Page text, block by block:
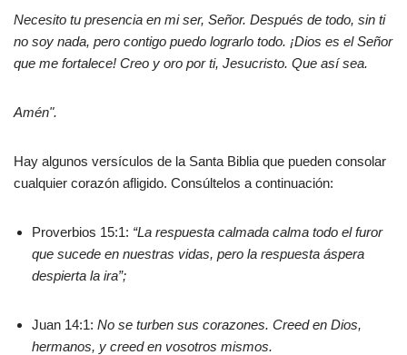
Necesito tu presencia en mi ser, Señor. Después de todo, sin ti
no soy nada, pero contigo puedo lograrlo todo. ¡Dios es el Señor
que me fortalece! Creo y oro por ti, Jesucristo. Que así sea.
Amén".
Hay algunos versículos de la Santa Biblia que pueden consolar
cualquier corazón afligido. Consúltelos a continuación:
Proverbios 15:1: “La respuesta calmada calma todo el furor
que sucede en nuestras vidas, pero la respuesta áspera
despierta la ira”;
Juan 14:1: No se turben sus corazones. Creed en Dios,
hermanos, y creed en vosotros mismos.